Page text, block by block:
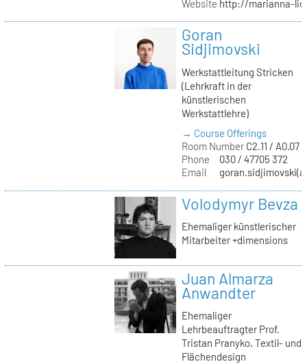
Website http://marianna-
Goran
Sidjimovski
Werkstattleitung Stricken
(Lehrkraft in der
künstlerischen
Werkstattlehre)
→ Course Offerings
Room NumberC2.11 / A0.07
Phone
030 / 47705 372
Email
Volodymyr Bevza
Ehemaliger künstlerischer
Mitarbeiter +dimensions
Juan Almarza
Anwandter
Ehemaliger
Lehrbeauftragter Prof.
Tristan Pranyko, Textil- und
Flächendesign